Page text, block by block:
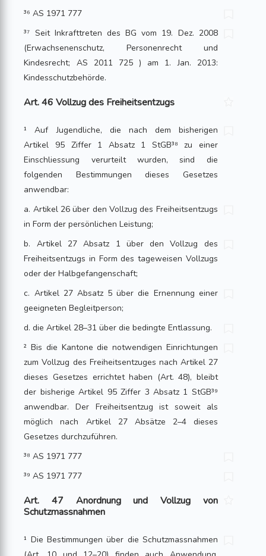
³⁶ AS 1971 777
³⁷ Seit Inkrafttreten des BG vom 19. Dez. 2008
(Erwachsenenschutz, Personenrecht und
Kindesrecht; AS 2011 725 ) am 1. Jan. 2013:
Kindesschutzbehörde.
Art. 46 Vollzug des Freiheitsentzugs
¹ Auf Jugendliche, die nach dem bisherigen
Artikel 95 Ziffer 1 Absatz 1 StGB³⁸ zu einer
Einschliessung verurteilt wurden, sind die
folgenden Bestimmungen dieses Gesetzes
anwendbar:
a. Artikel 26 über den Vollzug des Freiheitsentzugs
in Form der persönlichen Leistung;
b. Artikel 27 Absatz 1 über den Vollzug des
Freiheitsentzugs in Form des tage­weisen Vollzugs
oder der Halbgefangenschaft;
c. Artikel 27 Absatz 5 über die Ernennung einer
geeigneten Begleitperson;
d. die Artikel 28–31 über die bedingte Entlassung.
² Bis die Kantone die notwendigen Einrichtungen
zum Vollzug des Freiheitsent­zuges nach Artikel 27
dieses Gesetzes errichtet haben (Art. 48), bleibt
der bisherige Artikel 95 Ziffer 3 Absatz 1 StGB³⁹
anwendbar. Der Freiheitsentzug ist soweit als
möglich nach Artikel 27 Absätze 2–4 dieses
Gesetzes durchzuführen.
³⁸ AS 1971 777
³⁹ AS 1971 777
Art. 47 Anordnung und Vollzug von
Schutzmassnahmen
¹ Die Bestimmungen über die Schutzmassnahmen